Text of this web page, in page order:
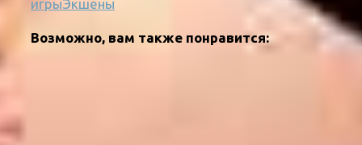
игрыЭкшены
Возможно, вам также понравится: